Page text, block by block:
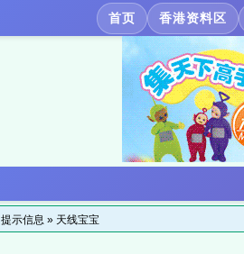
首页 香港资料区
提示信息 » 天线宝宝